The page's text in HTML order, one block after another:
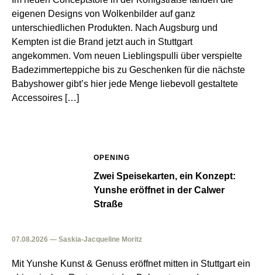
eigenen Designs von Wolkenbilder auf ganz
unterschiedlichen Produkten. Nach Augsburg und
Kempten ist die Brand jetzt auch in Stuttgart
angekommen. Vom neuen Lieblingspulli über verspielte
Badezimmerteppiche bis zu Geschenken für die nächste
Babyshower gibt’s hier jede Menge liebevoll gestaltete
Accessoires […]
OPENING
Zwei Speisekarten, ein Konzept:
Yunshe eröffnet in der Calwer
Straße
07.08.2026 — Saskia-Jacqueline Moritz
Mit Yunshe Kunst & Genuss eröffnet mitten in Stuttgart ein